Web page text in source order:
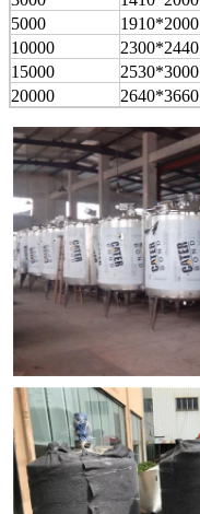
5000
1910*2000
10000
2300*2440
15000
2530*3000
20000
2640*3660